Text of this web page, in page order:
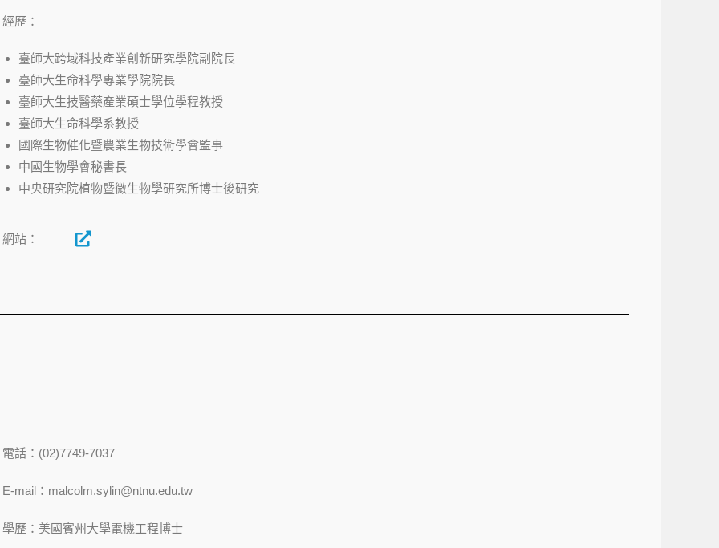
經歷：
臺師大跨域科技產業創新研究學院副院長
臺師大生命科學專業學院院長
臺師大生技醫藥產業碩士學位學程教授
臺師大生命科學系教授
國際生物催化暨農業生物技術學會監事
中國生物學會秘書長
中央研究院植物暨微生物學研究所博士後研究
網站：
電話：(02)7749-7037
E-mail：malcolm.sylin@ntnu.edu.tw
學歷：美國賓州大學電機工程博士